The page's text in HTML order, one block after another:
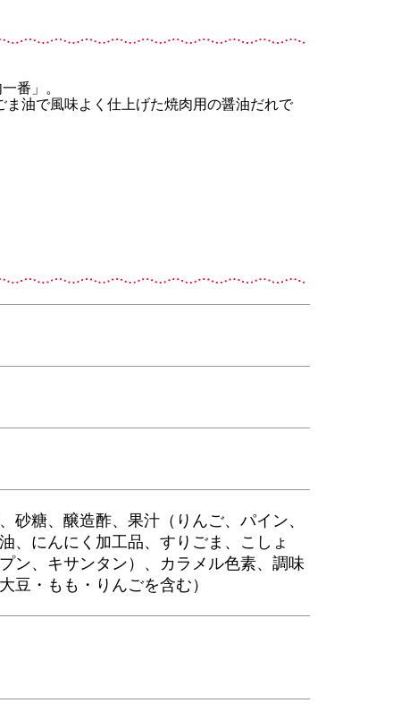
番」。
油で風味よく仕上げた焼肉用の醤油だれで
砂糖、醸造酢、果汁（りんご、パイン、
、にんにく加工品、すりごま、こしょ
ン、キサンタン）、カラメル色素、調味
豆・もも・りんごを含む）